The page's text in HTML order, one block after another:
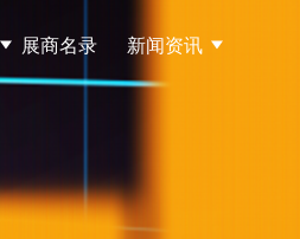
展商名录 新闻资讯